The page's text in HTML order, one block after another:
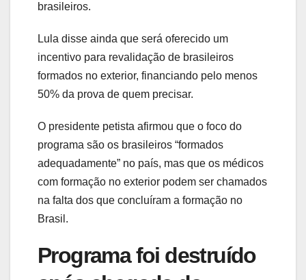
brasileiros.
Lula disse ainda que será oferecido um
incentivo para revalidação de brasileiros
formados no exterior, financiando pelo menos
50% da prova de quem precisar.
O presidente petista afirmou que o foco do
programa são os brasileiros “formados
adequadamente” no país, mas que os médicos
com formação no exterior podem ser chamados
na falta dos que concluíram a formação no
Brasil.
Programa foi destruído